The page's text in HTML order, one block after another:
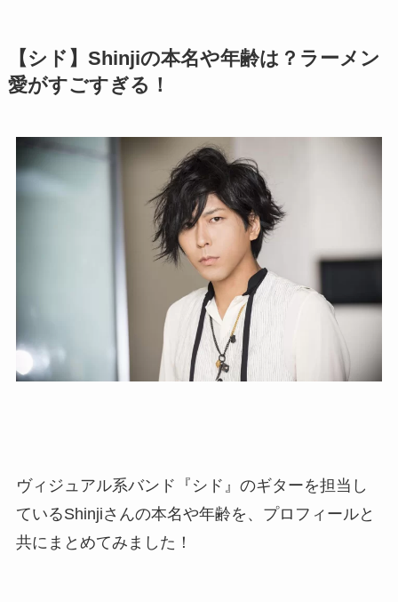
【シド】Shinjiの本名や年齢は？ラーメン
愛がすごすぎる！
ヴィジュアル系バンド『シド』のギターを担当し
ているShinjiさんの本名や年齢を、プロフィールと
共にまとめてみました！